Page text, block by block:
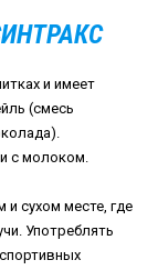
и имеет
(смесь
с молоком.
и сухом месте, где
Употреблять